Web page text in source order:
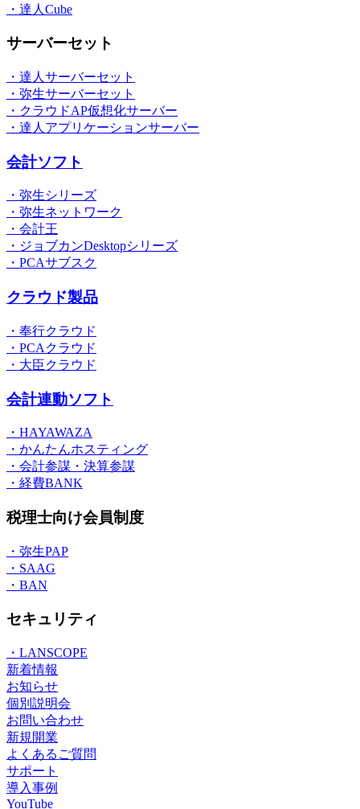
・達人Cube
サーバーセット
・達人サーバーセット
・弥生サーバーセット
・クラウドAP仮想化サーバー
・達人アプリケーションサーバー
会計ソフト
・弥生シリーズ
・弥生ネットワーク
・会計王
・ジョブカンDesktopシリーズ
・PCAサブスク
クラウド製品
・奉行クラウド
・PCAクラウド
・大臣クラウド
会計連動ソフト
・HAYAWAZA
・かんたんホスティング
・会計参謀・決算参謀
・経費BANK
税理士向け会員制度
・弥生PAP
・SAAG
・BAN
セキュリティ
・LANSCOPE
新着情報
お知らせ
個別説明会
お問い合わせ
新規開業
よくあるご質問
サポート
導入事例
YouTube